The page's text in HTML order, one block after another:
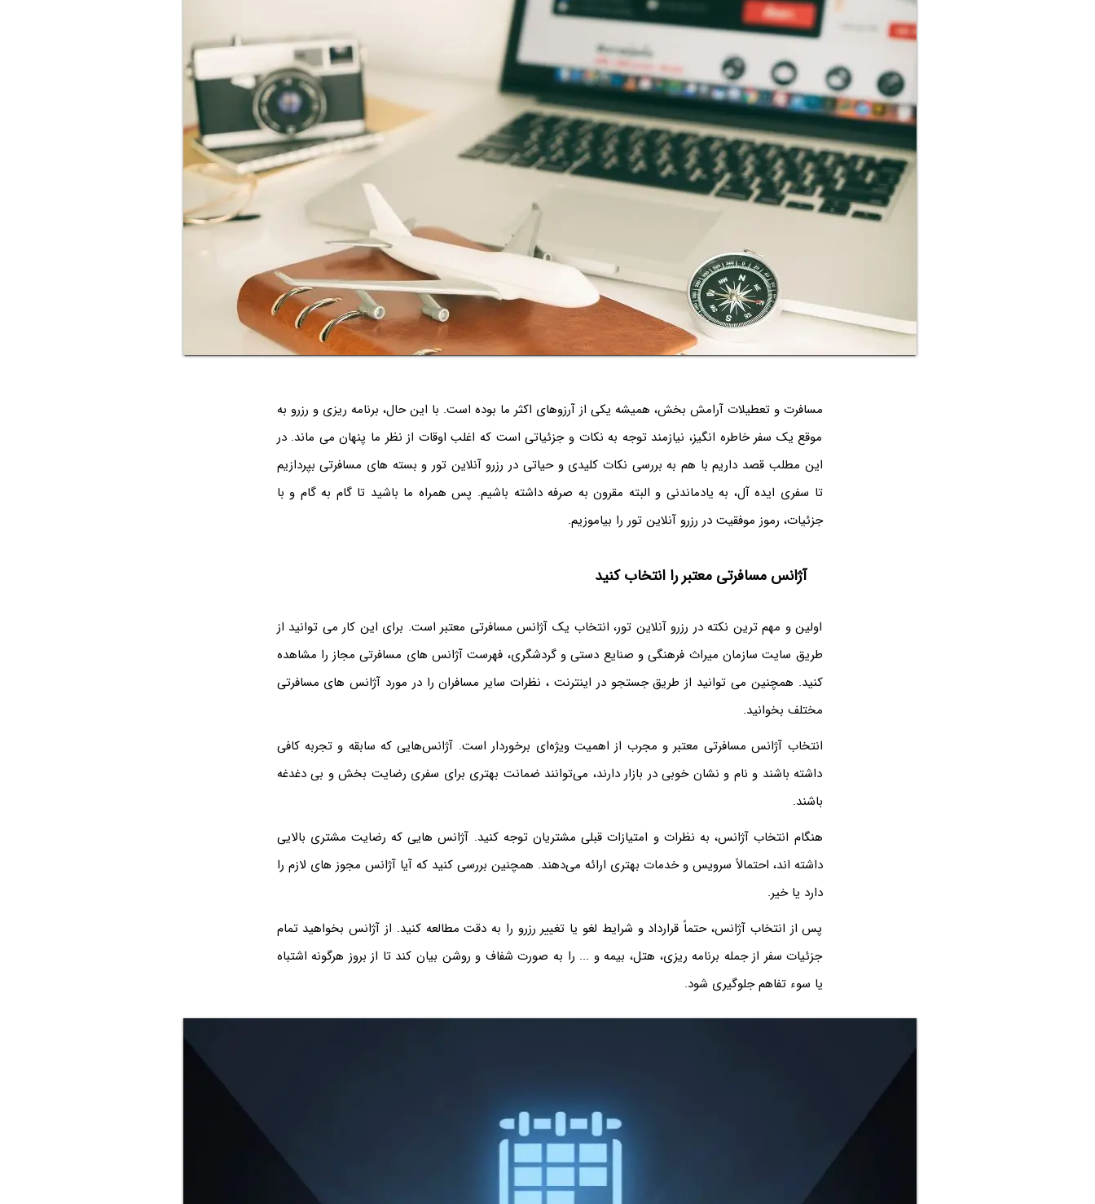
مسافرت و تعطیلات آرامش بخش، همیشه یکی از آرزوهای اکثر ما بوده است. با این حال، برنامه ریزی و رزرو به
موقع یک سفر خاطره انگیز، نیازمند توجه به نکات و جزئیاتی است که اغلب اوقات از نظر ما پنهان می ماند. در
این مطلب قصد داریم با هم به بررسی نکات کلیدی و حیاتی در رزرو آنلاین تور و بسته های مسافرتی بپردازیم
تا سفری ایده آل، به یادماندنی و البته مقرون به صرفه داشته باشیم. پس همراه ما باشید تا گام به گام و با
جزئیات، رموز موفقیت در رزرو آنلاین تور را بیاموزیم.
آژانس مسافرتی معتبر را انتخاب کنید
اولین و مهم ترین نکته در رزرو آنلاین تور، انتخاب یک آژانس مسافرتی معتبر است. برای این کار می توانید از
طریق سایت سازمان میراث فرهنگی و صنایع دستی و گردشگری، فهرست آژانس های مسافرتی مجاز را مشاهده
کنید. همچنین می توانید از طریق جستجو در اینترنت ، نظرات سایر مسافران را در مورد آژانس های مسافرتی
مختلف بخوانید.
انتخاب آژانس مسافرتی معتبر و مجرب از اهمیت ویژه‌ای برخوردار است. آژانس‌هایی که سابقه و تجربه کافی
داشته باشند و نام و نشان خوبی در بازار دارند، می‌توانند ضمانت بهتری برای سفری رضایت‌ بخش و بی‌ دغدغه
باشند.
هنگام انتخاب آژانس، به نظرات و امتیازات قبلی مشتریان توجه کنید. آژانس‌ هایی که رضایت مشتری بالایی
داشته‌ اند، احتمالاً سرویس و خدمات بهتری ارائه می‌دهند. همچنین بررسی کنید که آیا آژانس مجوز های لازم را
دارد یا خیر.
پس از انتخاب آژانس، حتماً قرارداد و شرایط لغو یا تغییر رزرو را به دقت مطالعه کنید. از آژانس بخواهید تمام
جزئیات سفر از جمله برنامه‌ ریزی، هتل، بیمه و ... را به صورت شفاف و روشن بیان کند تا از بروز هرگونه اشتباه
یا سوء تفاهم جلوگیری شود.